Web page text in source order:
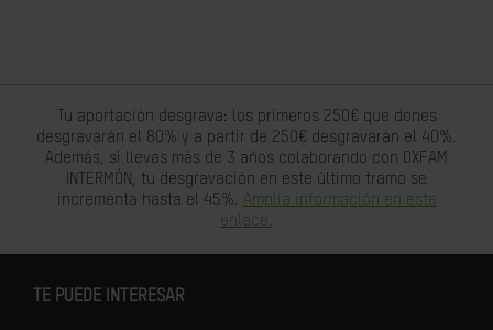
Tu aportación desgrava: los primeros 250€ que dones
desgravarán el 80% y a partir de 250€ desgravarán el 40%.
Además, si llevas más de 3 años colaborando con OXFAM
INTERMÓN, tu desgravación en este último tramo se
incrementa hasta el 45%. Amplia información en este
enlace.
TE PUEDE INTERESAR